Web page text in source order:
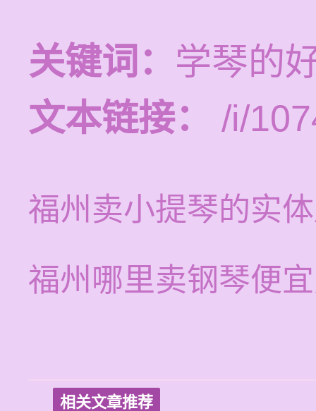
关键词： 学琴的
文本链接：
/i/
福州卖小提琴的实
福州哪里卖钢琴便
相关文章推荐